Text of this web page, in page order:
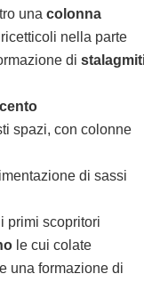
una colonna
nella parte
di
spazi, con colonne
di sassi
primi scopritori
le cui colate
una formazione di